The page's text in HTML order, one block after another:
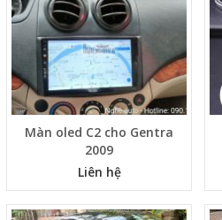
Màn oled C2 cho Gentra
2009
Liên hệ